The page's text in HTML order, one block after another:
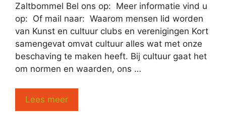
Zaltbommel Bel ons op: Meer informatie vind u
op: Of mail naar: Waarom mensen lid worden
van Kunst en cultuur clubs en verenigingen Kort
samengevat omvat cultuur alles wat met onze
beschaving te maken heeft. Bij cultuur gaat het
om normen en waarden, ons …
Lees meer